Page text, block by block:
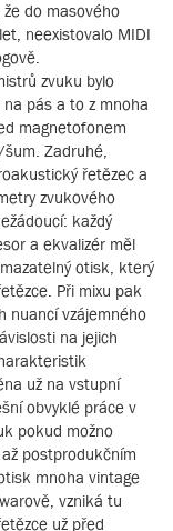
do masového
neexistovalo MIDI
zvuku bylo
pás a to z mnoha
magnetofonem
Zadruhé,
řetězec a
zvukového
každý
a ekvalizér měl
otisk, který
Při mixu pak
nuancí vzájemného
na jejich
už na vstupní
obvyklé práce v
pokud možno
postprodukčním
mnoha vintage
vzniká tu
už před